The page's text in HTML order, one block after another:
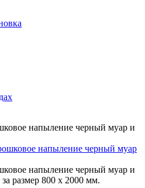
напыление черный муар и
напыление черный муар и
размер 800 х 2000 мм.